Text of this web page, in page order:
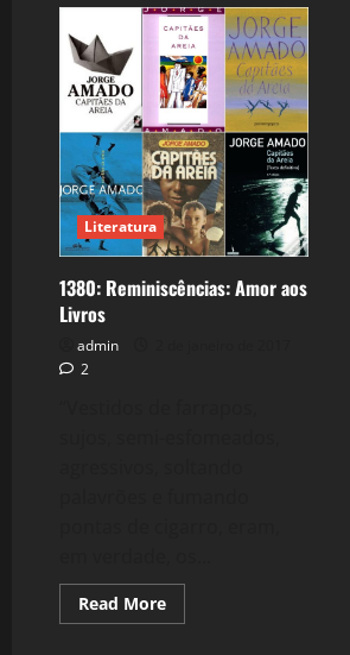
O
Brasil
Namora
a
Barbárie
Literatura
1380: Reminiscências: Amor aos
Livros
admin
2
Read MoreRead
more